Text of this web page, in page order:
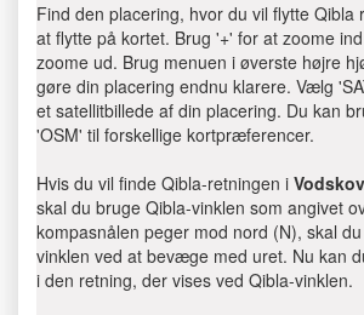
Find den placering, hvor du vil flytte Qibla
at flytte på kortet. Brug '+' for at zoome
zoome ud. Brug menuen i øverste højre
gøre din placering endnu klarere. Vælg
et satellitbillede af din placering. Du kan
'OSM' til forskellige kortpræferencer.
Hvis du vil finde Qibla-retningen i Vodskov
skal du bruge Qibla-vinklen som angivet
kompasnålen peger mod nord (N), skal
vinklen ved at bevæge med uret. Nu kan
i den retning, der vises ved Qibla-vinklen.